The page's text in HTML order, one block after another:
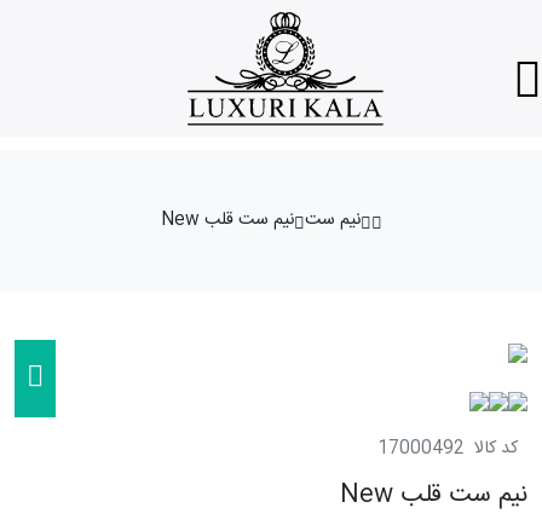
نیم ست نیم ست قلب New
کد کالا 17000492
نیم ست قلب New